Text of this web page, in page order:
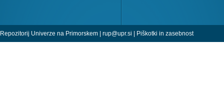
Repozitorij Univerze na Primorskem | rup@upr.si | Piškotki in zasebnost